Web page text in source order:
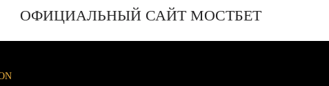
ОФИЦИАЛЬНЫЙ САЙТ МОСТБЕТ